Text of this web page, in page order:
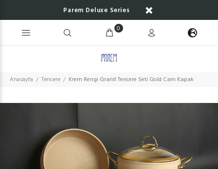
Parem Deluxe Series
0
Anasayfa Tencere Krem Rengi Granit Tencere Seti Gold Cam Kapak